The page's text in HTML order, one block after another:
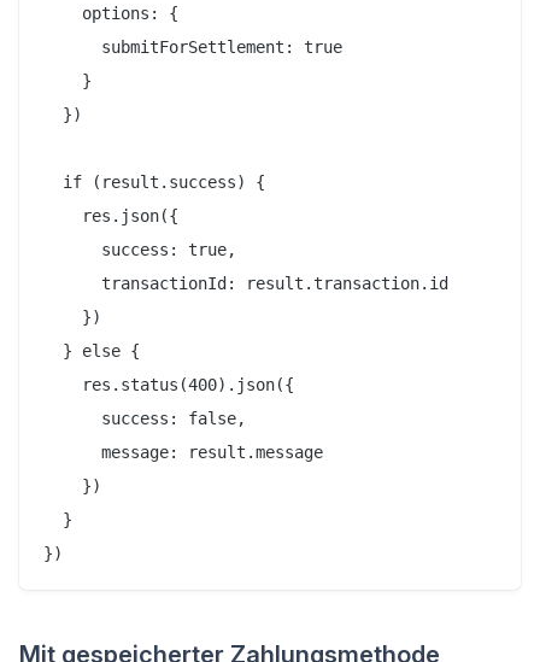
    options: {
      submitForSettlement: true
    }
  })
  if (result.success) {
    res.json({
      success: true,
      transactionId: result.transaction.id
    })
  } else {
    res.status(400).json({
      success: false,
      message: result.message
    })
  }
Mit gespeicherter Zahlungsmethode